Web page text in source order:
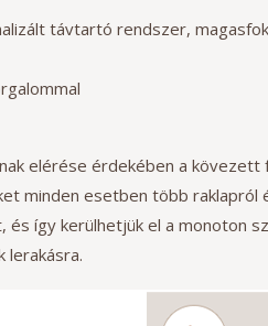
távtartó rendszer,
elérése érdekében a kövezett
minden esetben több raklapról
így kerülhetjük el a monoton
lerakásra.